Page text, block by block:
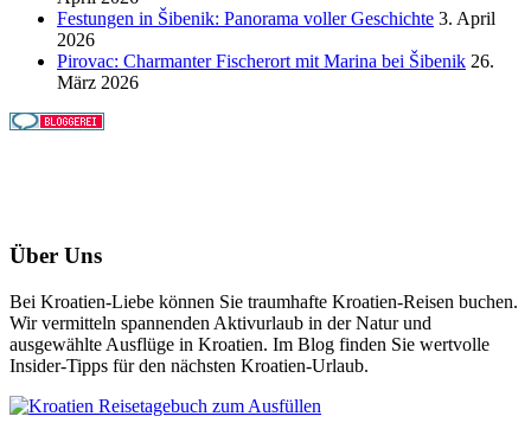
Festungen in Šibenik: Panorama voller Geschichte 3. April
2026
Pirovac: Charmanter Fischerort mit Marina bei Šibenik 26.
März 2026
Über Uns
Bei Kroatien-Liebe können Sie traumhafte Kroatien-Reisen buchen.
Wir vermitteln spannenden Aktivurlaub in der Natur und
ausgewählte Ausflüge in Kroatien. Im Blog finden Sie wertvolle
Insider-Tipps für den nächsten Kroatien-Urlaub.